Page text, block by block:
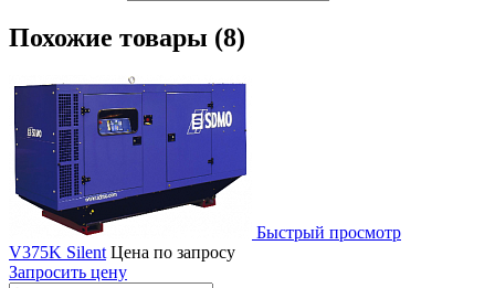
Похожие товары (8)
Быстрый просмотр
V375K Silent Цена по запросу
Запросить цену